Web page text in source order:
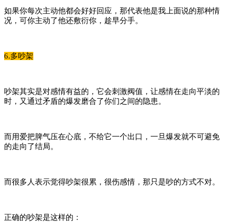
如果你每次主动他都会好好回应，那代表他是我上面说的那种情
况，可你主动了他还敷衍你，趁早分手。
6.多吵架
吵架其实是对感情有益的，它会刺激阀值，让感情在走向平淡的
时，又通过矛盾的爆发磨合了你们之间的隐患。
而用爱把脾气压在心底，不给它一个出口，一旦爆发就不可避免
的走向了结局。
而很多人表示觉得吵架很累，很伤感情，那只是吵的方式不对。
正确的吵架是这样的：